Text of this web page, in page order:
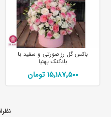
باکس گل رز صورتی و سفید با
بادکنک بهنیا
15٬187٬500 تومان